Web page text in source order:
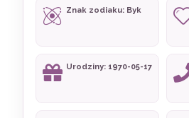
Znak zodiaku: Byk
Urodziny: 1970-05-17